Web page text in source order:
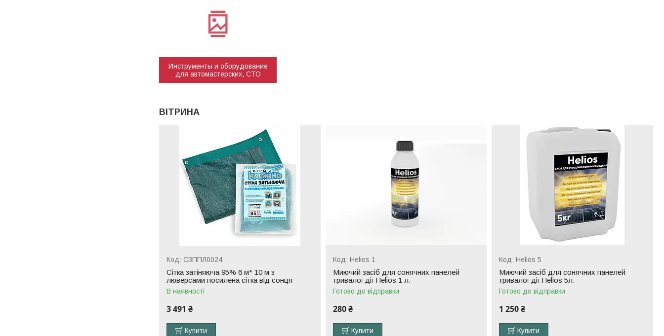
Инструменты и оборудование
для автомастерских, СТО
ВІТРИНА
СЗППЛ0024
Сітка затіняюча 95% 6 м* 10 м з
люверсами посилена сітка від сонця
В наявності
3 491 ₴
Купити
Helios 1
Миючий засіб для сонячних панелей
тривалої дії Helios 1 л.
Готово до відправки
280 ₴
Купити
Helios 5
Миючий засіб для сонячних панелей
тривалої дії Helios 5л.
Готово до відправки
1 250 ₴
Купити